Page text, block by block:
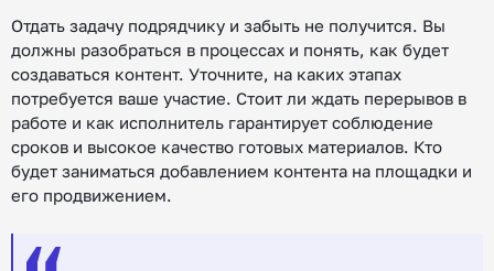
Отдать задачу подрядчику и забыть не получится. Вы
должны разобраться в процессах и понять, как будет
создаваться контент. Уточните, на каких этапах
потребуется ваше участие. Стоит ли ждать перерывов в
работе и как исполнитель гарантирует соблюдение
сроков и высокое качество готовых материалов. Кто
будет заниматься добавлением контента на площадки и
его продвижением.